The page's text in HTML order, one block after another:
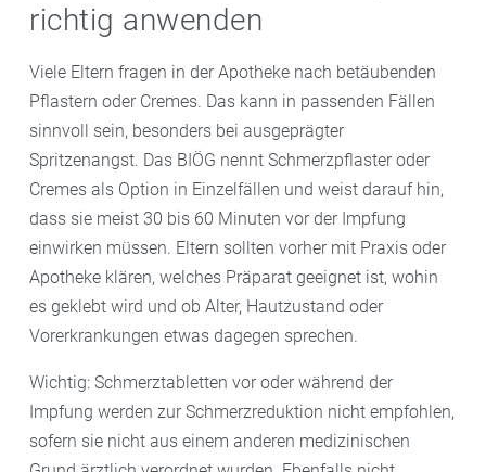
richtig anwenden
Viele Eltern fragen in der Apotheke nach betäubenden
Pflastern oder Cremes. Das kann in passenden Fällen
sinnvoll sein, besonders bei ausgeprägter
Spritzenangst. Das BIÖG nennt Schmerzpflaster oder
Cremes als Option in Einzelfällen und weist darauf hin,
dass sie meist 30 bis 60 Minuten vor der Impfung
einwirken müssen. Eltern sollten vorher mit Praxis oder
Apotheke klären, welches Präparat geeignet ist, wohin
es geklebt wird und ob Alter, Hautzustand oder
Vorerkrankungen etwas dagegen sprechen.
Wichtig: Schmerztabletten vor oder während der
Impfung werden zur Schmerzreduktion nicht empfohlen,
sofern sie nicht aus einem anderen medizinischen